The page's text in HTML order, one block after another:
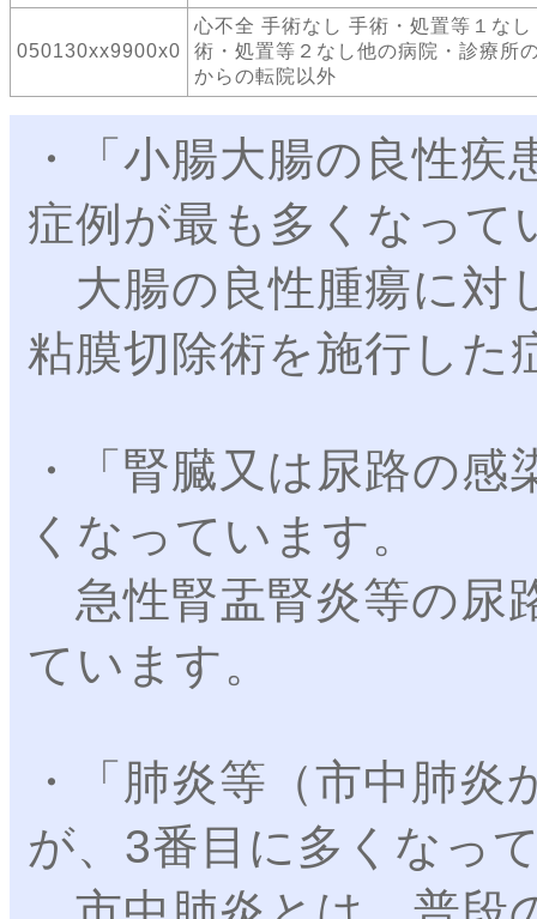
050130xx9900x0
心不全 手術なし 手術・処置等１なし
術・処置等２なし他の病院・診療所
からの転院以外
・「小腸大腸の良性
症例が最も多くなって
大腸の良性腫瘍に対
粘膜切除術を施行した
・「腎臓又は尿路の
くなっています。
急性腎盂腎炎等の尿
ています。
・「肺炎等（市中肺
が、3番目に多くなっ